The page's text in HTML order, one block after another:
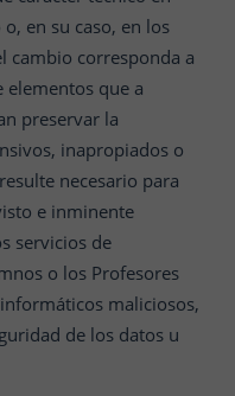
en su caso, en los
cambio corresponda a
que a
preservar la
inapropiados o
necesario para
e inminente
servicios de
o los Profesores
maliciosos,
de los datos u